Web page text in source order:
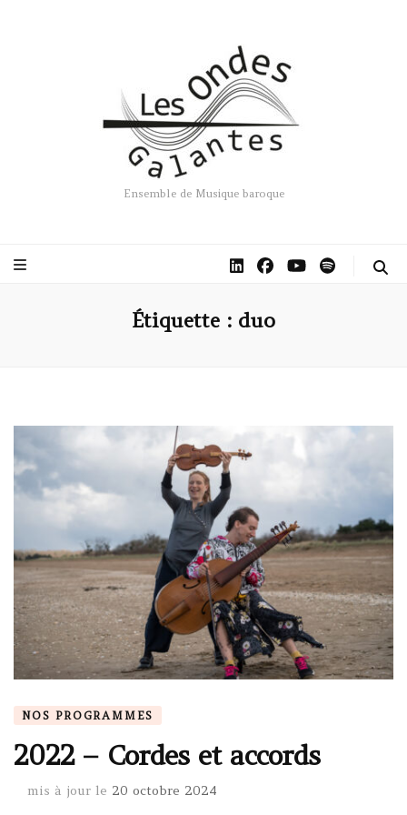
Ensemble de Musique baroque
Étiquette : duo
NOS PROGRAMMES
2022 – Cordes et accords
mis à jour le 20 octobre 2024